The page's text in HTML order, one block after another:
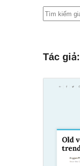
Tìm
Tác